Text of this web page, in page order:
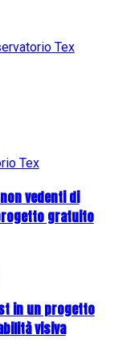
Tex
Tex
vedenti di
progetto gratuito
in un progetto
visiva